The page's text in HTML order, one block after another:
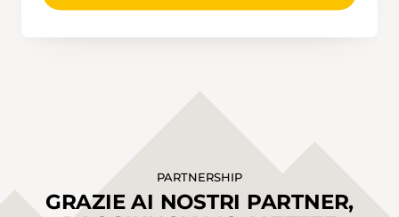
PARTNERSHIP
GRAZIE AI NOSTRI PARTNER,